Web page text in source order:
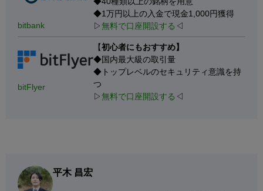
bitbank
◆1万円以上の入金で現金1,000円獲得
▷無料で口座開設する ◁
bitFlyer
【初心者にもおすすめ】
◆国内最大級の取引量
◆トップレベルのセキュリティ意識を持
つ
▷無料で口座開設する ◁
平木 昌宏